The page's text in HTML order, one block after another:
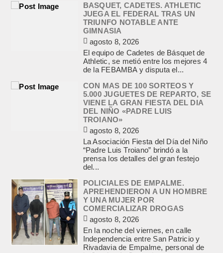
BASQUET, CADETES. ATHLETIC
JUEGA EL FEDERAL TRAS UN
TRIUNFO NOTABLE ANTE
GIMNASIA
agosto 8, 2026
El equipo de Cadetes de Básquet de
Athletic, se metió entre los mejores 4
de la FEBAMBA y disputa el...
CON MAS DE 100 SORTEOS Y
5.000 JUGUETES DE REPARTO, SE
VIENE LA GRAN FIESTA DEL DIA
DEL NIÑO «PADRE LUIS
TROIANO»
agosto 8, 2026
La Asociación Fiesta del Día del Niño
“Padre Luis Troiano” brindó a la
prensa los detalles del gran festejo
del...
POLICIALES DE EMPALME.
APREHENDIERON A UN HOMBRE
Y UNA MUJER POR
COMERCIALIZAR DROGAS
agosto 8, 2026
En la noche del viernes, en calle
Independencia entre San Patricio y
Rivadavia de Empalme, personal de